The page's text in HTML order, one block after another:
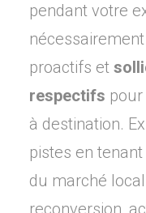
pendant votre
proactifs et
respectifs
à destination.
pistes en
du marché
reconversion,